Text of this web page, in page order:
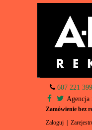
607 221 399
Agencja
Zamówienie bez
Zaloguj